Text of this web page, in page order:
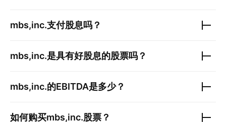
mbs,inc.支付股息吗？
mbs,inc.是具有好股息的股票吗？
mbs,inc.的EBITDA是多少？
如何购买mbs,inc.股票？